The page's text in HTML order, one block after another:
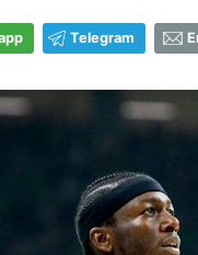
Telegram